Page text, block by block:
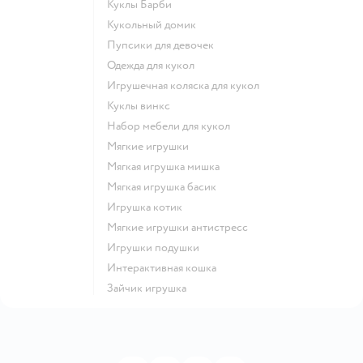
Куклы Барби
Кукольный домик
Пупсики для девочек
Одежда для кукол
Игрушечная коляска для кукол
Куклы винкс
Набор мебели для кукол
Мягкие игрушки
Мягкая игрушка мишка
Мягкая игрушка басик
Игрушка котик
Мягкие игрушки антистресс
Игрушки подушки
Интерактивная кошка
Зайчик игрушка